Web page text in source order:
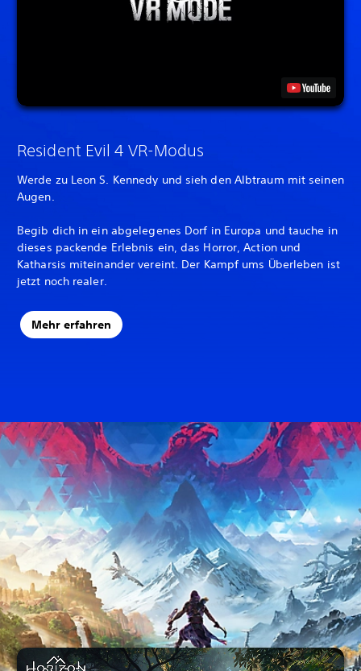
Resident Evil 4 VR-Modus
Werde zu Leon S. Kennedy und sieh den Albtraum mit seinen
Augen.
Begib dich in ein abgelegenes Dorf in Europa und tauche in
dieses packende Erlebnis ein, das Horror, Action und
Katharsis miteinander vereint. Der Kampf ums Überleben ist
jetzt noch realer.
Mehr erfahren